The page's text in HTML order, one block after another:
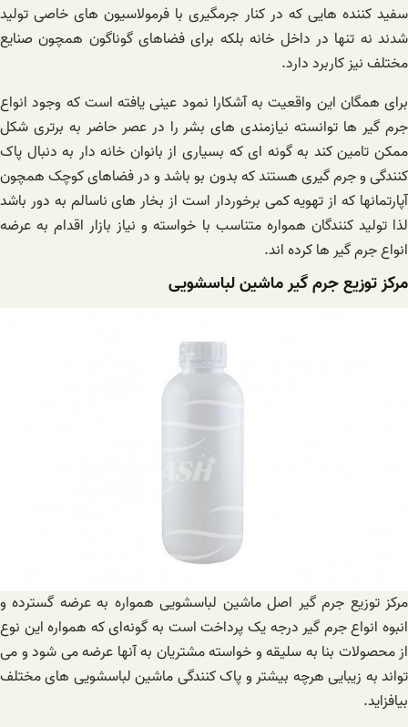
سفید کننده هایی که در کنار جرمگیری با فرمولاسیون های خاصی تولید
شدند نه تنها در داخل خانه بلکه برای فضاهای گوناگون همچون صنایع
مختلف نیز کاربرد دارد.
برای همگان این واقعیت به آشکارا نمود عینی یافته است که وجود انواع
جرم گیر ها توانسته نیازمندی های بشر را در عصر حاضر به برتری شکل
ممکن تامین کند به گونه ای که بسیاری از بانوان خانه دار به دنبال پاک
کنندگی و جرم گیری هستند که بدون بو باشد و در فضاهای کوچک همچون
آپارتمانها که از تهویه کمی برخوردار است از بخار های ناسالم به دور باشد
لذا تولید کنندگان همواره متناسب با خواسته و نیاز بازار اقدام به عرضه
انواع جرم گیر ها کرده اند.
مرکز توزیع جرم گیر ماشین لباسشویی
مرکز توزیع جرم گیر اصل ماشین لباسشویی همواره به عرضه گسترده و
انبوه انواع جرم گیر درجه یک پرداخت است به گونه‌ای که همواره این نوع
از محصولات بنا به سلیقه و خواسته مشتریان به آنها عرضه می شود و می
تواند به زیبایی هرچه بیشتر و پاک کنندگی ماشین لباسشویی های مختلف
بیافزاید.